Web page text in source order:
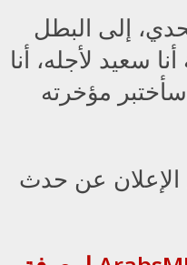
إلى البطل
سعيد لأجله، أنا
مؤخرته
الإعلان عن حدث